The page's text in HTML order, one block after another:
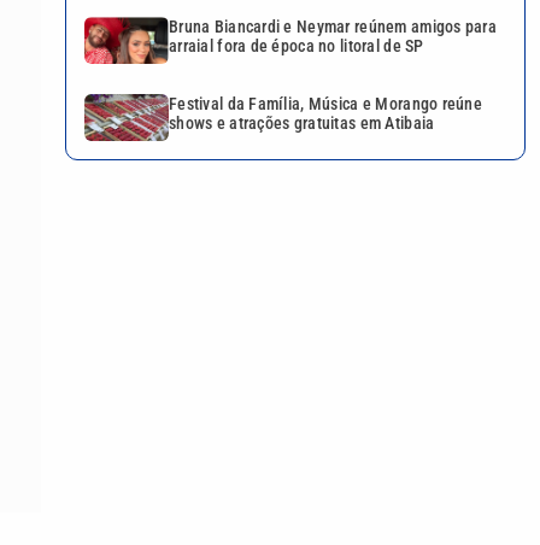
Bruna Biancardi e Neymar reúnem amigos para
arraial fora de época no litoral de SP
Festival da Família, Música e Morango reúne
shows e atrações gratuitas em Atibaia